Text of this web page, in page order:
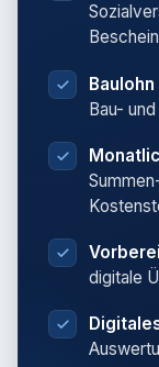
Bau-
digitale